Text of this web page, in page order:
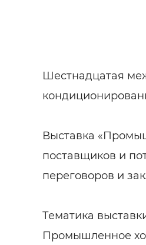
Шестнадцатая
Выставка
поставщиков и
переговоров и
Тематика
Промышленное